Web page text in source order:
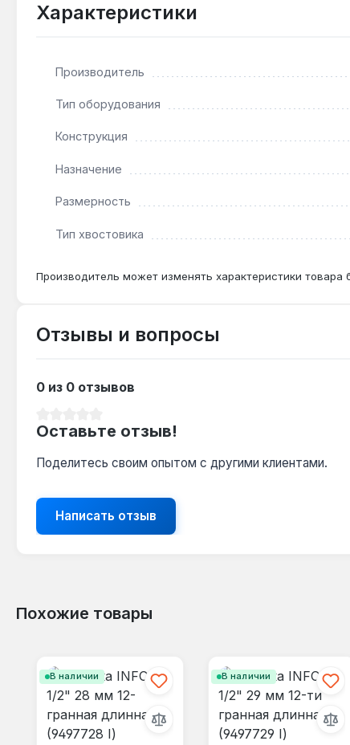
Подходит ли для работы с пневматическим
Какой размер крепежа подходит для головки
Головка 28 мм предназначена для
Характеристики
Производитель
Тип оборудования
Конструкция
Назначение
Размерность
Тип хвостовика
Производитель может изменять характеристики
Отзывы и вопросы
0 из 0 отзывов
Оставьте отзыв!
Поделитесь своим опытом с другими клиентами.
Написать отзыв
Похожие товары
В наличии В наличии